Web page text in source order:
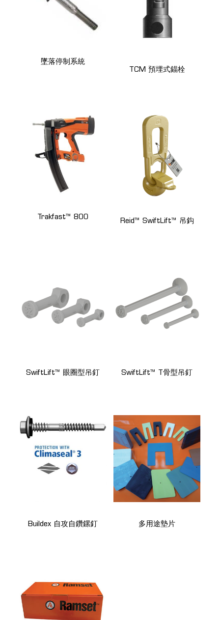
墜落停制系統
TCM 預埋式錨栓
Trakfast™ 800 Reid™ SwiftLift™ 吊鈎
SwiftLift™ 眼圈型吊釘 SwiftLift™ T骨型吊釘
Buildex 自攻自鑽鏍釘 多用途墊片